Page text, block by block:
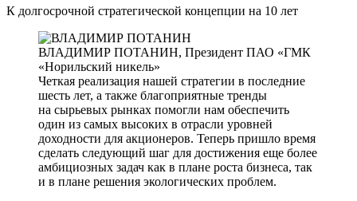
К долгосрочной стратегической концепции на 10 лет
ВЛАДИМИР ПОТАНИН, Президент ПАО «ГМК
«Норильский никель»
Четкая реализация нашей стратегии в последние
шесть лет, а также благоприятные тренды
на сырьевых рынках помогли нам обеспечить
один из самых высоких в отрасли уровней
доходности для акционеров. Теперь пришло время
сделать следующий шаг для достижения еще более
амбициозных задач как в плане роста бизнеса, так
и в плане решения экологических проблем.